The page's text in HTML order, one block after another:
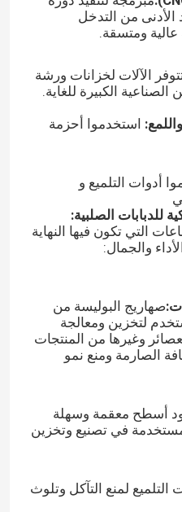
الأدنى من التدخل
عالية ومتسقة.
الآلات لخزانات ورشة
الكبيرة للغاية.
استخدموا أحزمة
أدوات التلميع و
للدبابات الصلبية:
التي تكون فيها النهاية
والجمال:
صهاريج البوليسة من
لتخزين ومعالجة
وغيرها من المنتجات
الصارمة ومنع نمو
أسطح معقمة وسهلة
في تصنيع وتخزين
التلميع لمنع التآكل وتلوث